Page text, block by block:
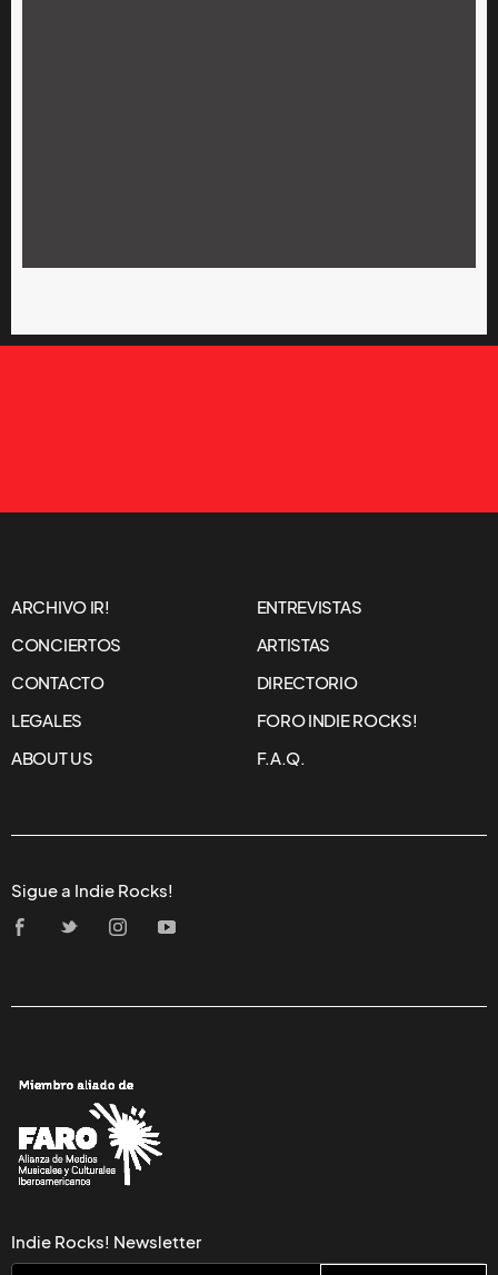
ARCHIVO IR!
ENTREVISTAS
CONCIERTOS
ARTISTAS
CONTACTO
DIRECTORIO
LEGALES
FORO INDIE ROCKS!
ABOUT US
F.A.Q.
Sigue a Indie Rocks!
Indie Rocks! Newsletter